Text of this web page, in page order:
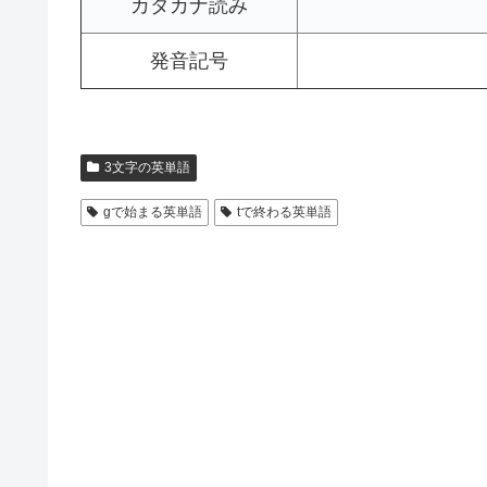
カタカナ読み
発音記号
3文字の英単語
gで始まる英単語 tで終わる英単語